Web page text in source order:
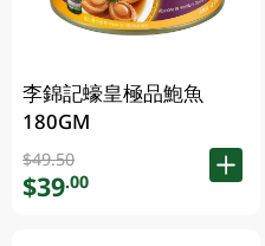
李錦記蠔皇極品鮑魚
180GM
$49.50
$39.00